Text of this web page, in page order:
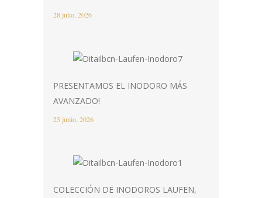
28 julio, 2026
PRESENTAMOS EL INODORO MÁS
AVANZADO!
25 junio, 2026
COLECCIÓN DE INODOROS LAUFEN,